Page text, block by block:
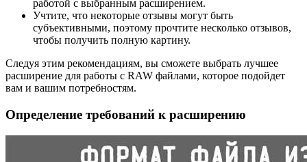
работой с выбранным расширением.
Учтите, что некоторые отзывы могут быть
субъективными, поэтому прочтите несколько отзывов,
чтобы получить полную картину.
Следуя этим рекомендациям, вы сможете выбрать лучшее
расширение для работы с RAW файлами, которое подойдет
вам и вашим потребностям.
Определение требований к расширению